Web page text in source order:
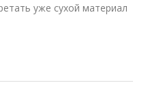
уже сухой материал